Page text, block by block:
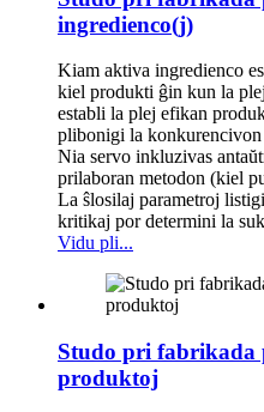
ingredienco(j)
Kiam aktiva ingredienco
kiel produkti ĝin kun la
establi la plej efikan
plibonigi la
Nia servo inkluzivas
prilaboran metodon (kiel
La ŝlosilaj parametroj
kritikaj por determini la
Vidu pli...
Studo pri fabrikada
produktoj